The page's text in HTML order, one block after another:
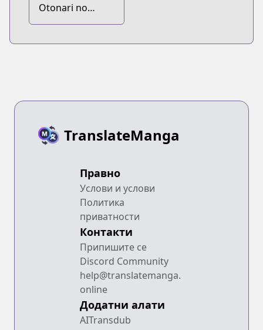
Otonari no
Tenshi-sama ni
TranslateManga
Правно
Услови и услови
Политика
приватности
Контакти
Припишите се
Discord Community
help@translatemanga.
online
Додатни алати
AITransdub